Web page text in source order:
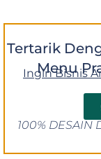
Tertarik
Menu
Ingin Bisnis
100% DESAIN